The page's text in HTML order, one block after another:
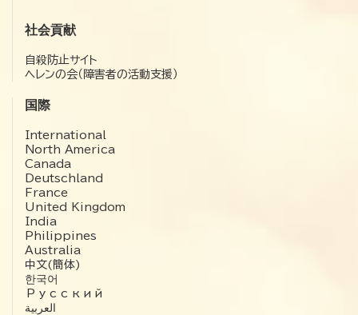
社会貢献
自殺防止サイト
ヘレンの会（障害者の活動支援）
国際
International
North America
Canada
Deutschland
France
United Kingdom
India
Philippines
Australia
中文(簡体)
한국어
Русский
العربية‏